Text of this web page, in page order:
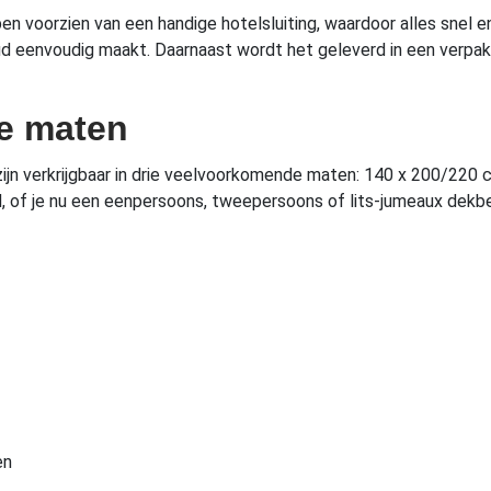
voorzien van een handige hotelsluiting, waardoor alles snel
eenvoudig maakt. Daarnaast wordt het geleverd in een
maten
verkrijgbaar in drie veelvoorkomende maten: 140 x 200/
je nu een eenpersoons, tweepersoons of lits-jumeaux